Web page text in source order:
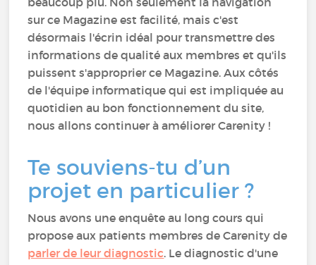
sur ce Magazine est facilité, mais c'est
désormais l'écrin idéal pour transmettre des
informations de qualité aux membres et qu'ils
puissent s'approprier ce Magazine. Aux côtés
de l'équipe informatique qui est impliquée au
quotidien au bon fonctionnement du site,
nous allons continuer à améliorer Carenity !
Te souviens-tu d’un
projet en particulier ?
Nous avons une enquête au long cours qui
propose aux patients membres de Carenity de
parler de leur diagnostic. Le diagnostic d'une